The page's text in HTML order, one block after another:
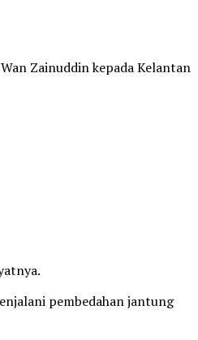
Zainuddin kepada Kelantan
pembedahan jantung